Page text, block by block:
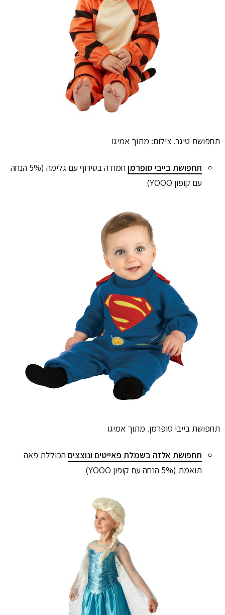
תחפושת טיגר. צילום: מתוך אמיגו
תחפושת בייבי סופרמן
חמודה בטירוף עם גלימה (5% הנחה
עם קופון YOOO)
תחפושת בייבי סופרמן. מתוך אמיגו
תחפושת אלזה בשמלת פאייטים ונוצצים הכוללת פאה
תואמת (5% הנחה עם קופון YOOO)